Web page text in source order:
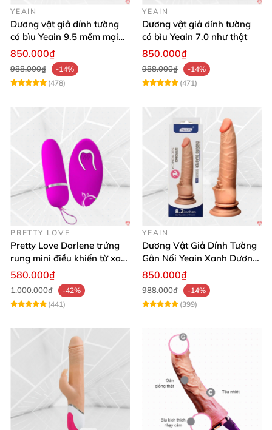
YEAIN
Dương vật giả dính tường
có bìu Yeain 9.5 mềm mại
thật
850.000₫
988.000₫
-14%
(478)
YEAIN
Dương vật giả dính tường
có bìu Yeain 7.0 như thật
850.000₫
988.000₫
-14%
(471)
PRETTY LOVE
Pretty Love Darlene trứng
rung mini điều khiển từ xa
12 chế độ rung mạnh
580.000₫
1.000.000₫
-42%
(441)
YEAIN
Dương Vật Giả Dính Tường
Gân Nổi Yeain Xanh Dương
8.2 Siêu Thật
850.000₫
988.000₫
-14%
(399)